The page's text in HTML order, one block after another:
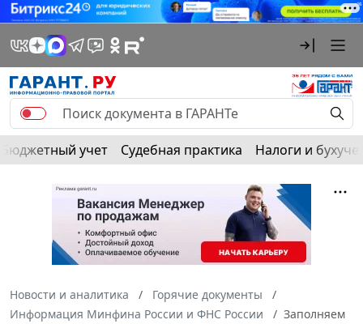
Бюджетный учет Судебная практика Налоги и
Новости и аналитика
Горячие документы
Информация Минфина России и ФНС России
Заполняем